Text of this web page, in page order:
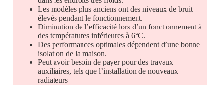
Les modèles plus anciens ont des niveaux de bruit
élevés pendant le fonctionnement.
Diminution de l’efficacité lors d’un fonctionnement à
des températures inférieures à 6°C.
Des performances optimales dépendent d’une bonne
isolation de la maison.
Peut avoir besoin de payer pour des travaux
auxiliaires, tels que l’installation de nouveaux
radiateurs